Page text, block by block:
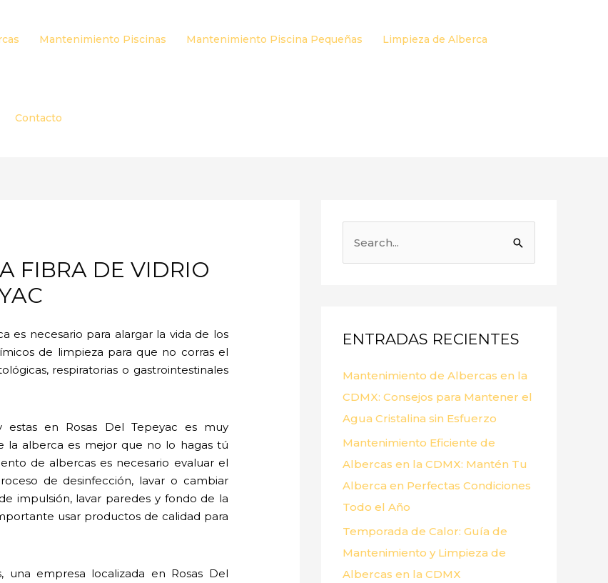
Mantenimiento Piscinas Mantenimiento Piscina Pequeñas Limpieza de Alberca
Contacto
FIBRA DE VIDRIO
es necesario para alargar la vida de los
de limpieza para que no corras el
respiratorias o gastrointestinales
en Rosas Del Tepeyac es muy
la alberca es mejor que no lo hagas tú
de albercas es necesario evaluar el
de desinfección, lavar o cambiar
impulsión, lavar paredes y fondo de la
usar productos de calidad para
una empresa localizada en Rosas Del
r
o
r
:
ENTRADAS RECIENTES
Mantenimiento de Albercas en la
CDMX: Consejos para Mantener el
Agua Cristalina sin Esfuerzo
Mantenimiento Eficiente de
Albercas en la CDMX: Mantén Tu
Alberca en Perfectas Condiciones
Todo el Año
Temporada de Calor: Guía de
Mantenimiento y Limpieza de
Albercas en la CDMX